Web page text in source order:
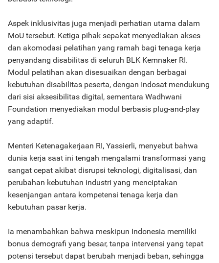
Aspek inklusivitas juga menjadi perhatian utama dalam
MoU tersebut. Ketiga pihak sepakat menyediakan akses
dan akomodasi pelatihan yang ramah bagi tenaga kerja
penyandang disabilitas di seluruh BLK Kemnaker RI.
Modul pelatihan akan disesuaikan dengan berbagai
kebutuhan disabilitas peserta, dengan Indosat mendukung
dari sisi aksesibilitas digital, sementara Wadhwani
Foundation menyediakan modul berbasis plug-and-play
yang adaptif.
Menteri Ketenagakerjaan RI, Yassierli, menyebut bahwa
dunia kerja saat ini tengah mengalami transformasi yang
sangat cepat akibat disrupsi teknologi, digitalisasi, dan
perubahan kebutuhan industri yang menciptakan
kesenjangan antara kompetensi tenaga kerja dan
kebutuhan pasar kerja.
Ia menambahkan bahwa meskipun Indonesia memiliki
bonus demografi yang besar, tanpa intervensi yang tepat
potensi tersebut dapat berubah menjadi beban, sehingga